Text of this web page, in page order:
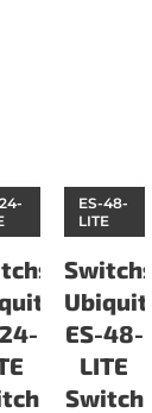
Switchs
Ubiquiti
ES-48-
LITE
Switch
ES-48-
LITE